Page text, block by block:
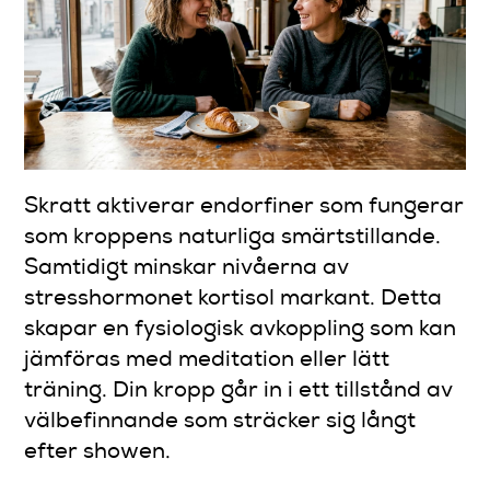
Skratt aktiverar endorfiner som fungerar
som kroppens naturliga smärtstillande.
Samtidigt minskar nivåerna av
stresshormonet kortisol markant. Detta
skapar en fysiologisk avkoppling som kan
jämföras med meditation eller lätt
träning. Din kropp går in i ett tillstånd av
välbefinnande som sträcker sig långt
efter showen.